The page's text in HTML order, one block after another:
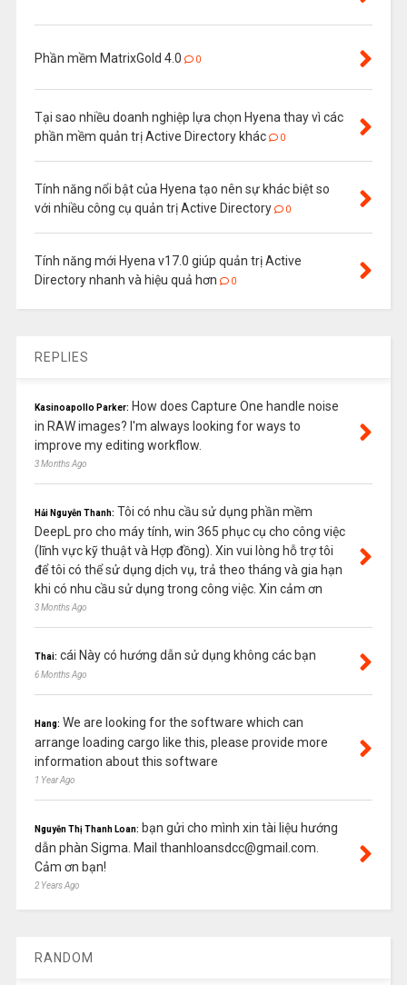
Phần mềm MatrixGold 4.0 0
Tại sao nhiều doanh nghiệp lựa chọn Hyena thay vì các
phần mềm quản trị Active Directory khác
0
Tính năng nổi bật của Hyena tạo nên sự khác biệt so
với nhiều công cụ quản trị Active Directory
0
Tính năng mới Hyena v17.0 giúp quản trị Active
Directory nhanh và hiệu quả hơn
0
REPLIES
Kasinoapollo Parker: How does Capture One handle noise
in RAW images? I'm always looking for ways to
improve my editing workflow.
3 Months Ago
Hải Nguyễn Thanh: Tôi có nhu cầu sử dụng phần mềm
DeepL pro cho máy tính, win 365 phục cụ cho công việc
(lĩnh vực kỹ thuật và Hợp đồng). Xin vui lòng hỗ trợ tôi
để tôi có thể sử dụng dịch vụ, trả theo tháng và gia hạn
khi có nhu cầu sử dụng trong công việc. Xin cảm ơn
3 Months Ago
Thai: cái Này có hướng dẫn sử dụng không các bạn
6 Months Ago
Hang: We are looking for the software which can
arrange loading cargo like this, please provide more
information about this software
1 Year Ago
Nguyễn Thị Thanh Loan: bạn gửi cho mình xin tài liệu hướng
dẫn phàn Sigma. Mail thanhloansdcc@gmail.com.
Cảm ơn bạn!
2 Years Ago
RANDOM